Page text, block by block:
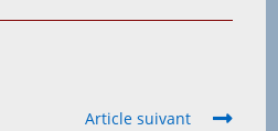
Article suivant